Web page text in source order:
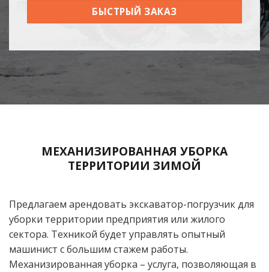
БЫСТРЫЙ ЗАКАЗ
МЕХАНИЗИРОВАННАЯ УБОРКА
ТЕРРИТОРИИ ЗИМОЙ
Предлагаем арендовать экскаватор-погрузчик для
уборки территории предприятия или жилого
сектора. Техникой будет управлять опытный
машинист с большим стажем работы.
Механизированная уборка – услуга, позволяющая в